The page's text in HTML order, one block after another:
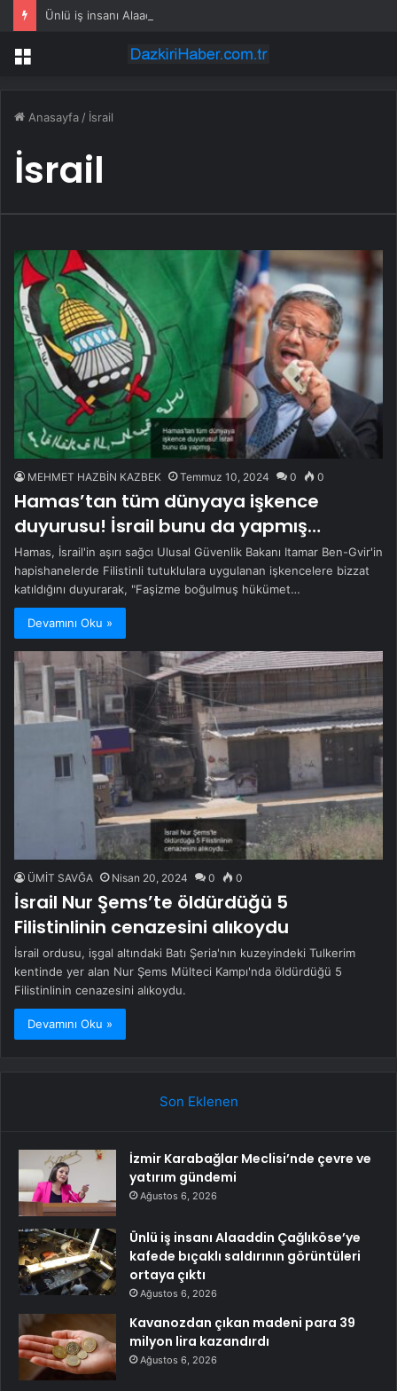
Menü
Anasayfa / İsrail
İsrail
MEHMET HAZBİN KAZBEK Temmuz 10, 2024 0 0
Hamas’tan tüm dünyaya işkence
duyurusu! İsrail bunu da yapmış…
Hamas, İsrail'in aşırı sağcı Ulusal Güvenlik Bakanı Itamar Ben-Gvir'in
hapishanelerde Filistinli tutuklulara uygulanan işkencelere bizzat
katıldığını duyurarak, "Faşizme boğulmuş hükümet…
Devamını Oku »
ÜMİT SAVĞA Nisan 20, 2024 0 0
İsrail Nur Şems’te öldürdüğü 5
Filistinlinin cenazesini alıkoydu
İsrail ordusu, işgal altındaki Batı Şeria'nın kuzeyindeki Tulkerim
kentinde yer alan Nur Şems Mülteci Kampı'nda öldürdüğü 5
Filistinlinin cenazesini alıkoydu.
Devamını Oku »
Son Eklenen
İzmir Karabağlar Meclisi’nde çevre ve
yatırım gündemi
Ağustos 6, 2026
Ünlü iş insanı Alaaddin Çağlıköse’ye
kafede bıçaklı saldırının görüntüleri
ortaya çıktı
Ağustos 6, 2026
Kavanozdan çıkan madeni para 39
milyon lira kazandırdı
Ağustos 6, 2026